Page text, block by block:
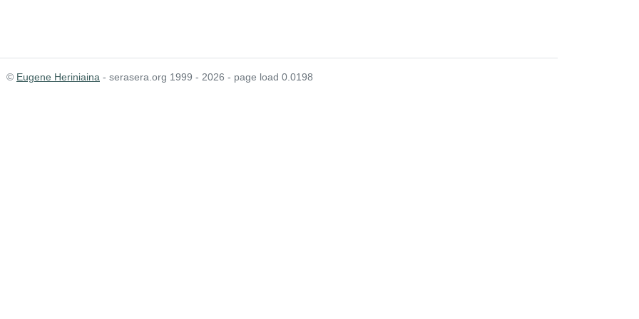
© Eugene Heriniaina - serasera.org 1999 - 2026 - page load 0.0198